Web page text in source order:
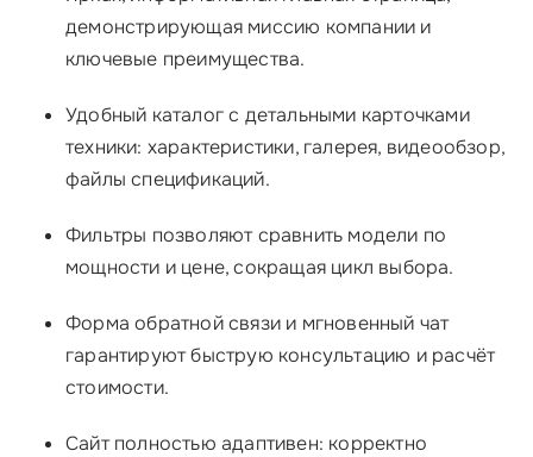
демонстрирующая миссию компании и
ключевые преимущества.
Удобный каталог с детальными карточками
техники: характеристики, галерея, видеообзор,
файлы спецификаций.
Фильтры позволяют сравнить модели по
мощности и цене, сокращая цикл выбора.
Форма обратной связи и мгновенный чат
гарантируют быструю консультацию и расчёт
стоимости.
Сайт полностью адаптивен: корректно